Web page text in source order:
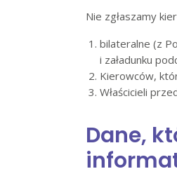
Nie zgłaszamy
bilateralne (z
i załadunku
Kierowców,
Właścicieli
Dane,